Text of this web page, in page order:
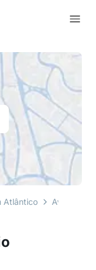
Atlântico Avenida